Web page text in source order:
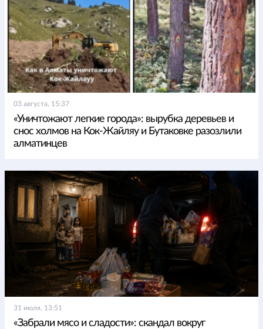
03 августа, 15:37
«Уничтожают легкие города»: вырубка деревьев и
снос холмов на Кок-Жайляу и Бутаковке разозлили
алматинцев
31 июля, 13:51
«Забрали мясо и сладости»: скандал вокруг